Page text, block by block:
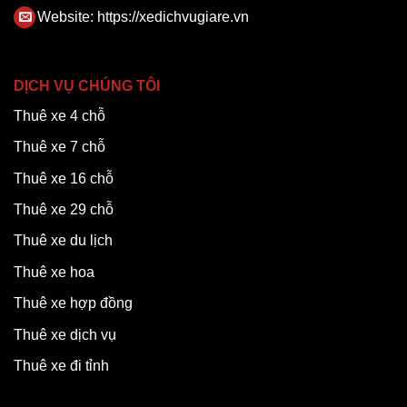
Website: https://xedichvugiare.vn
DỊCH VỤ CHÚNG TÔI
Thuê xe 4 chỗ
Thuê xe 7 chỗ
Thuê xe 16 chỗ
Thuê xe 29 chỗ
Thuê xe du lịch
Thuê xe hoa
Thuê xe hợp đồng
Thuê xe dịch vụ
Thuê xe đi tỉnh